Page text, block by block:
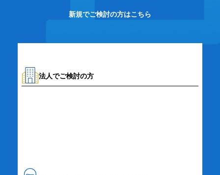
新規でご検討の方はこちら
法人でご検討の方